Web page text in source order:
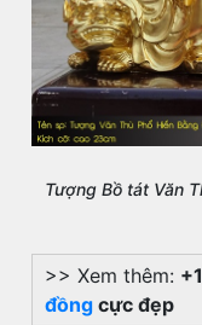
Tượng Bồ tát Văn
>> Xem thêm:
đồng cực đẹp